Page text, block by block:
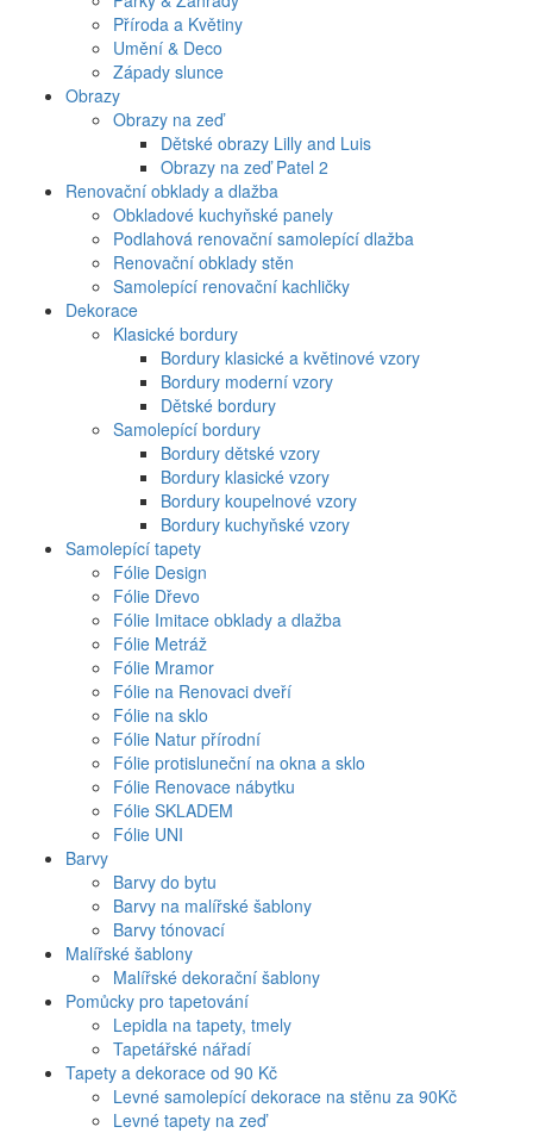
Příroda a Květiny
Umění & Deco
Západy slunce
Obrazy
Obrazy na zeď
Dětské obrazy Lilly and Luis
Obrazy na zeď Patel 2
Renovační obklady a dlažba
Obkladové kuchyňské panely
Podlahová renovační samolepící dlažba
Renovační obklady stěn
Samolepící renovační kachličky
Dekorace
Klasické bordury
Bordury klasické a květinové vzory
Bordury moderní vzory
Dětské bordury
Samolepící bordury
Bordury dětské vzory
Bordury klasické vzory
Bordury koupelnové vzory
Bordury kuchyňské vzory
Samolepící tapety
Fólie Design
Fólie Dřevo
Fólie Imitace obklady a dlažba
Fólie Metráž
Fólie Mramor
Fólie na Renovaci dveří
Fólie na sklo
Fólie Natur přírodní
Fólie protisluneční na okna a sklo
Fólie Renovace nábytku
Fólie SKLADEM
Fólie UNI
Barvy
Barvy do bytu
Barvy na malířské šablony
Barvy tónovací
Malířské šablony
Malířské dekorační šablony
Pomůcky pro tapetování
Lepidla na tapety, tmely
Tapetářské nářadí
Tapety a dekorace od 90 Kč
Levné samolepící dekorace na stěnu za 90Kč
Levné tapety na zeď